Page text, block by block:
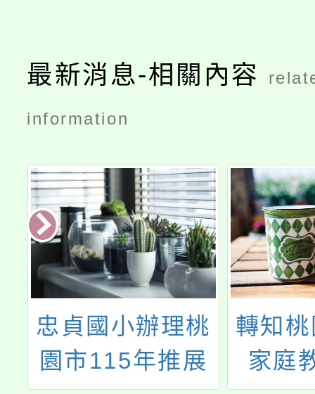
最新消息-相關內容
information
忠貞國小辦理桃
園市115年推展
轉知
家庭